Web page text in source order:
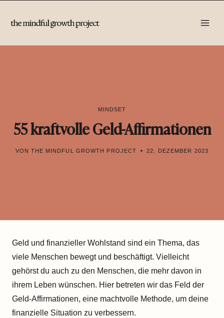
Inhalt
MINDSET
55 kraftvolle Geld-Affirmationen
VON THE MINDFUL GROWTH PROJECT 22. DEZEMBER 2023
Geld und finanzieller Wohlstand sind ein Thema, das
viele Menschen bewegt und beschäftigt. Vielleicht
gehörst du auch zu den Menschen, die mehr davon in
ihrem Leben wünschen. Hier betreten wir das Feld der
Geld-Affirmationen, eine machtvolle Methode, um deine
finanzielle Situation zu verbessern.